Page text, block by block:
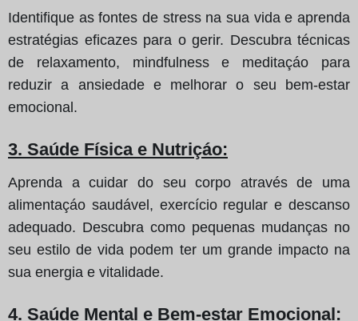
Identifique as fontes de stress na sua vida e aprenda
estratégias eficazes para o gerir. Descubra técnicas
de relaxamento, mindfulness e meditaçáo para
reduzir a ansiedade e melhorar o seu bem-estar
emocional.
3. Saúde Física e Nutriçáo:
Aprenda a cuidar do seu corpo através de uma
alimentaçáo saudável, exercício regular e descanso
adequado. Descubra como pequenas mudanças no
seu estilo de vida podem ter um grande impacto na
sua energia e vitalidade.
4. Saúde Mental e Bem-estar Emocional: